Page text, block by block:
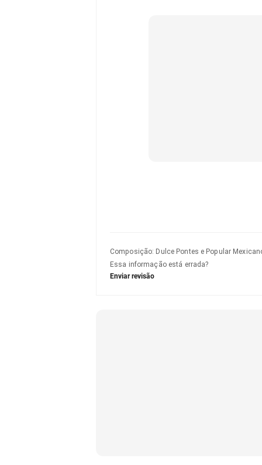
Composição: Dulce Pontes e Popular
Essa informação está errada?
Enviar revisão